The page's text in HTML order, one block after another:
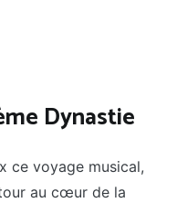
Dynastie
ce voyage musical,
au cœur de la